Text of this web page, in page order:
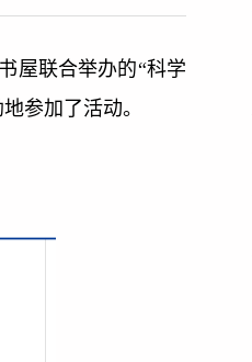
屋联合举办的“科学
参加了活动。